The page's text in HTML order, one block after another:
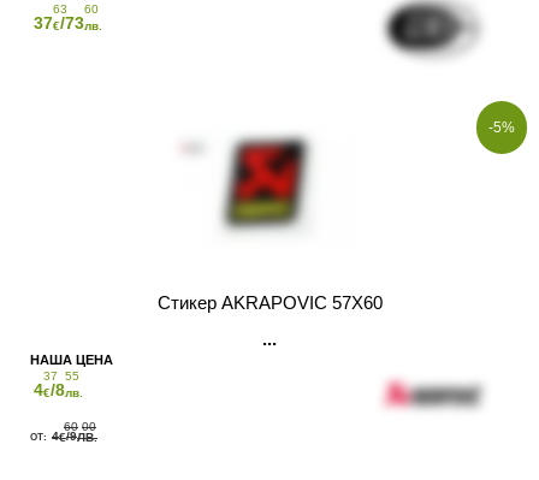
37
63
€/73
60
лв.
-5%
Стикер AKRAPOVIC 57X60
4
37
€/8
55
лв.
4
60
€/9
00
ЛВ.